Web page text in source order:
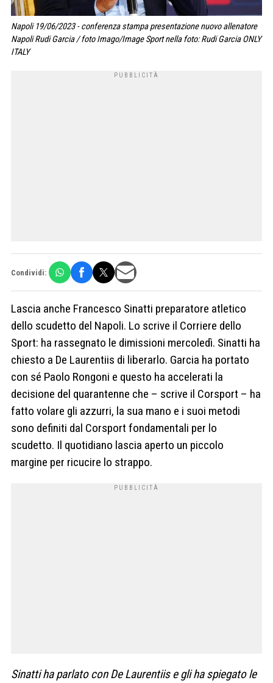
Napoli 19/06/2023 - conferenza stampa presentazione nuovo allenatore
Napoli Rudi Garcia / foto Imago/Image Sport nella foto: Rudi Garcia ONLY
ITALY
Condividi:
Lascia anche Francesco Sinatti preparatore atletico
dello scudetto del Napoli. Lo scrive il Corriere dello
Sport: ha rassegnato le dimissioni mercoledì. Sinatti ha
chiesto a De Laurentiis di liberarlo. Garcia ha portato
con sé Paolo Rongoni e questo ha accelerati la
decisione del quarantenne che – scrive il Corsport – ha
fatto volare gli azzurri, la sua mano e i suoi metodi
sono definiti dal Corsport fondamentali per lo
scudetto. Il quotidiano lascia aperto un piccolo
margine per ricucire lo strappo.
Sinatti ha parlato con De Laurentiis e gli ha spiegato le